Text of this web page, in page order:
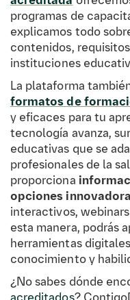
programas de
explicamos todo
contenidos,
instituciones
La plataforma
formatos de
y eficaces para tu
tecnología avanza,
educativas que se
profesionales de la
proporciona
opciones
interactivos,
esta manera, podrás
herramientas
conocimiento y
¿No sabes dónde